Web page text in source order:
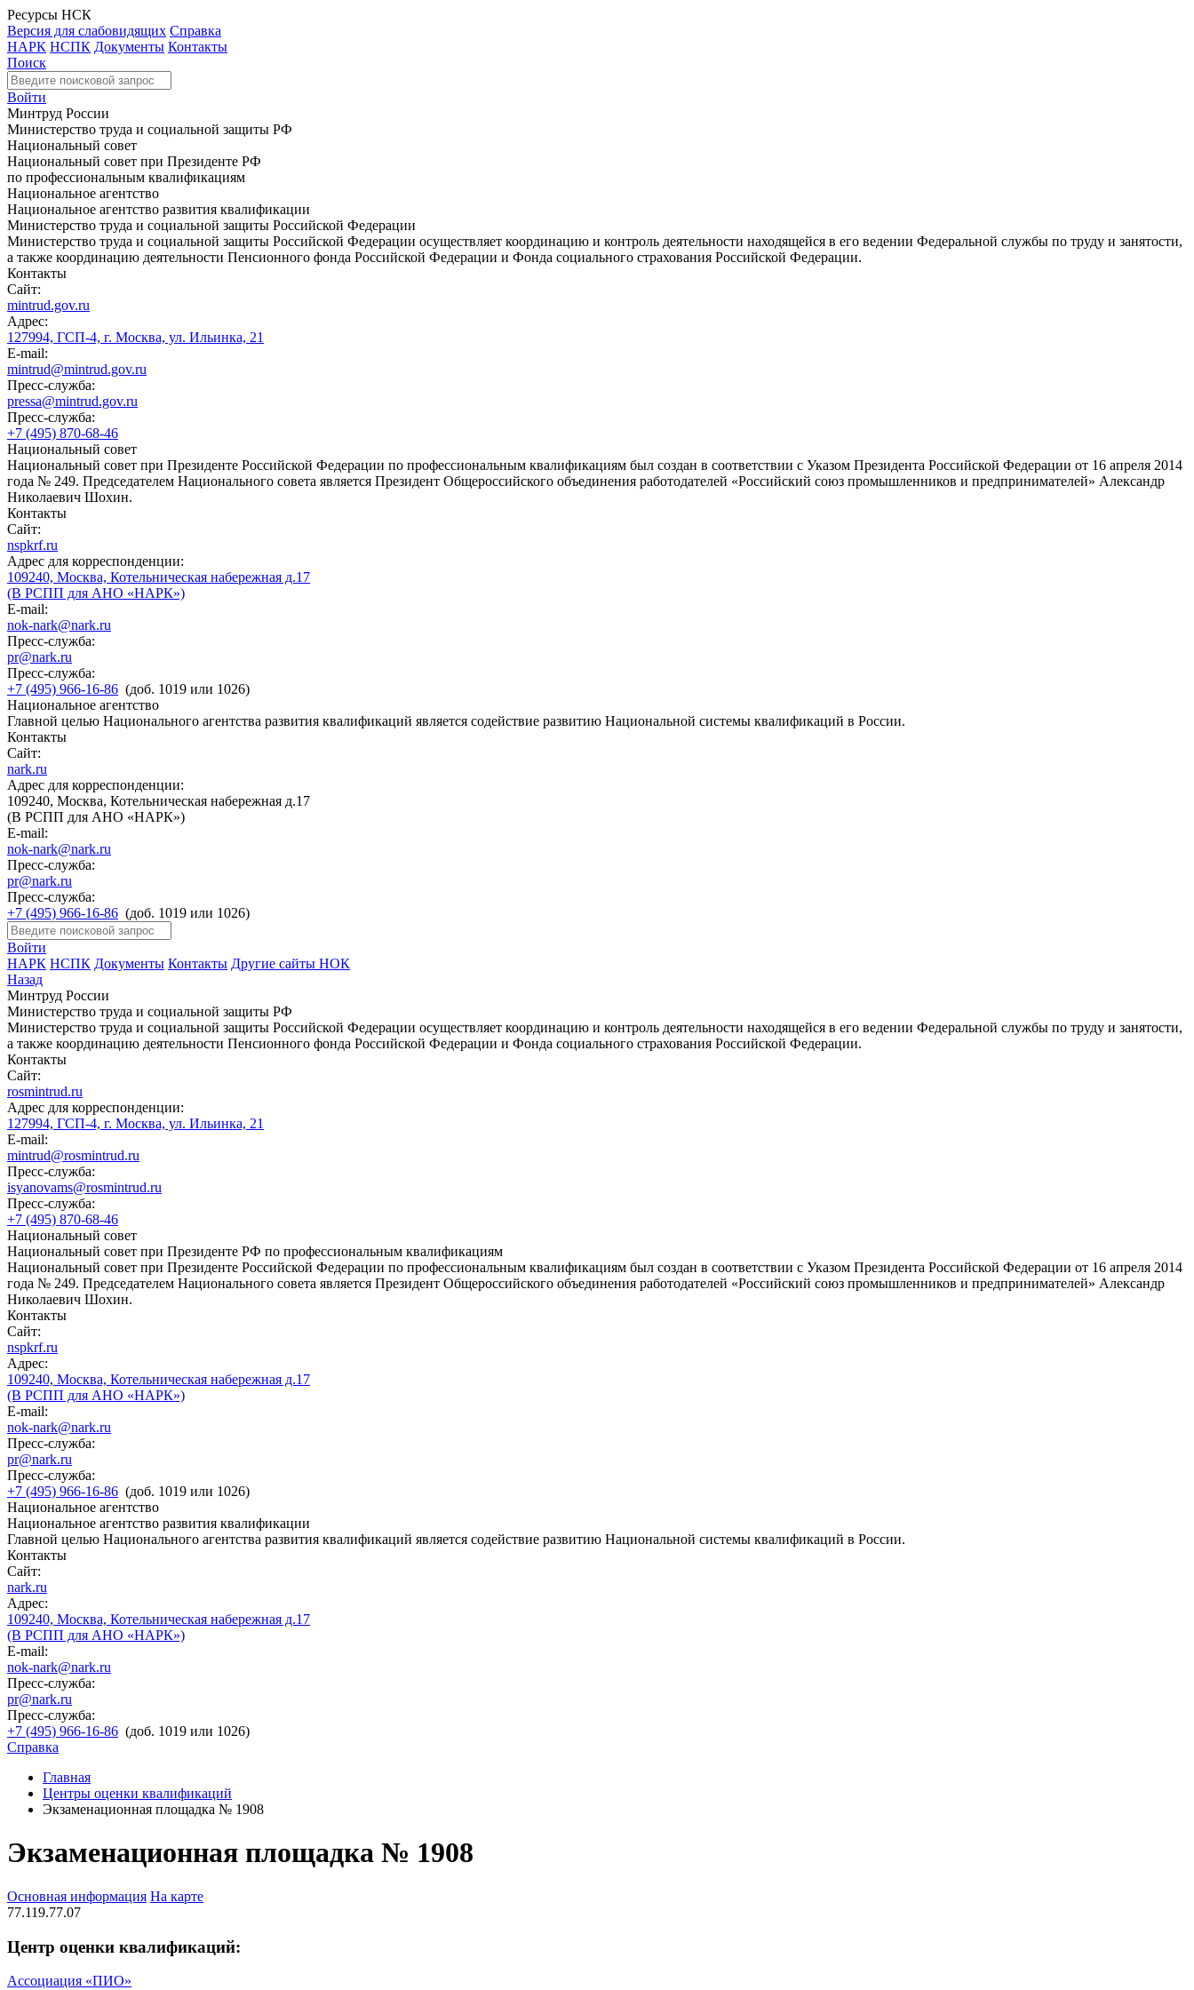
Ресурсы НСК
Версия для слабовидящих Справка
НАРК НСПК Документы Контакты
Поиск
Войти
Минтруд России
Министерство труда и социальной защиты РФ
Национальный совет
Национальный совет при Президенте РФ
по профессиональным квалификациям
Национальное агентство
Национальное агентство развития квалификации
Министерство труда и социальной защиты Российской Федерации
Министерство труда и социальной защиты Российской Федерации осуществляет координацию и контроль деятельности находящейся в его ведении Федеральной службы по труду и занятости,
а также координацию деятельности Пенсионного фонда Российской Федерации и Фонда социального страхования Российской Федерации.
Контакты
Сайт:
mintrud.gov.ru
Адрес:
127994, ГСП-4, г. Москва, ул. Ильинка, 21
E-mail:
mintrud@mintrud.gov.ru
Пресс-служба:
pressa@mintrud.gov.ru
Пресс-служба:
+7 (495) 870-68-46
Национальный совет
Национальный совет при Президенте Российской Федерации по профессиональным квалификациям был создан в соответствии с Указом Президента Российской Федерации от 16 апреля 2014
года № 249. Председателем Национального совета является Президент Общероссийского объединения работодателей «Российский союз промышленников и предпринимателей» Александр
Николаевич Шохин.
Контакты
Сайт:
nspkrf.ru
Адрес для корреспонденции:
109240, Москва, Котельническая набережная д.17
(В РСПП для АНО «НАРК»)
E-mail:
nok-nark@nark.ru
Пресс-служба:
pr@nark.ru
Пресс-служба:
+7 (495) 966-16-86 (доб. 1019 или 1026)
Национальное агентство
Главной целью Национального агентства развития квалификаций является содействие развитию Национальной системы квалификаций в России.
Контакты
Сайт:
nark.ru
Адрес для корреспонденции:
109240, Москва, Котельническая набережная д.17
(В РСПП для АНО «НАРК»)
E-mail:
nok-nark@nark.ru
Пресс-служба:
pr@nark.ru
Пресс-служба:
+7 (495) 966-16-86 (доб. 1019 или 1026)
Войти
НАРК НСПК Документы Контакты Другие сайты НОК
Назад
Минтруд России
Министерство труда и социальной защиты РФ
Министерство труда и социальной защиты Российской Федерации осуществляет координацию и контроль деятельности находящейся в его ведении Федеральной службы по труду и занятости,
а также координацию деятельности Пенсионного фонда Российской Федерации и Фонда социального страхования Российской Федерации.
Контакты
Сайт:
rosmintrud.ru
Адрес для корреспонденции:
127994, ГСП-4, г. Москва, ул. Ильинка, 21
E-mail:
mintrud@rosmintrud.ru
Пресс-служба:
isyanovams@rosmintrud.ru
Пресс-служба:
+7 (495) 870-68-46
Национальный совет
Национальный совет при Президенте РФ по профессиональным квалификациям
Национальный совет при Президенте Российской Федерации по профессиональным квалификациям был создан в соответствии с Указом Президента Российской Федерации от 16 апреля 2014
года № 249. Председателем Национального совета является Президент Общероссийского объединения работодателей «Российский союз промышленников и предпринимателей» Александр
Николаевич Шохин.
Контакты
Сайт:
nspkrf.ru
Адрес:
109240, Москва, Котельническая набережная д.17
(В РСПП для АНО «НАРК»)
E-mail:
nok-nark@nark.ru
Пресс-служба:
pr@nark.ru
Пресс-служба:
+7 (495) 966-16-86 (доб. 1019 или 1026)
Национальное агентство
Национальное агентство развития квалификации
Главной целью Национального агентства развития квалификаций является содействие развитию Национальной системы квалификаций в России.
Контакты
Сайт:
nark.ru
Адрес:
109240, Москва, Котельническая набережная д.17
(В РСПП для АНО «НАРК»)
E-mail:
nok-nark@nark.ru
Пресс-служба:
pr@nark.ru
Пресс-служба:
+7 (495) 966-16-86 (доб. 1019 или 1026)
Справка
Главная
Центры оценки квалификаций
Экзаменационная площадка № 1908
Экзаменационная площадка № 1908
Основная информация На карте
77.119.77.07
Центр оценки квалификаций:
Ассоциация «ПИО»